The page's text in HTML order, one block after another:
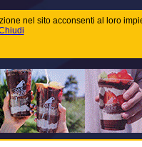
nel sito acconsenti al loro